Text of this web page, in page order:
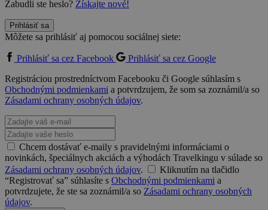
Zabudli ste heslo? Získajte nové!
Prihlásiť sa
Môžete sa prihlásiť aj pomocou sociálnej siete:
Prihlásiť sa cez Facebook
Prihlásiť sa cez Google
Registráciou prostredníctvom Facebooku či Google súhlasím s
Obchodnými podmienkami a potvrdzujem, že som sa zoznámil/a so
Zásadami ochrany osobných údajov.
Chcem dostávať e-maily s pravidelnými informáciami o
novinkách, špeciálnych akciách a výhodách Travelkingu v súlade so
Zásadami ochrany osobných údajov.
Kliknutím na tlačidlo
“Registrovať sa” súhlasíte s Obchodnými podmienkami a
potvrdzujete, že ste sa zoznámil/a so Zásadami ochrany osobných
údajov.